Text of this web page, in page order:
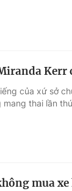
Kerr
của xứ sở
mang thai lần
mua